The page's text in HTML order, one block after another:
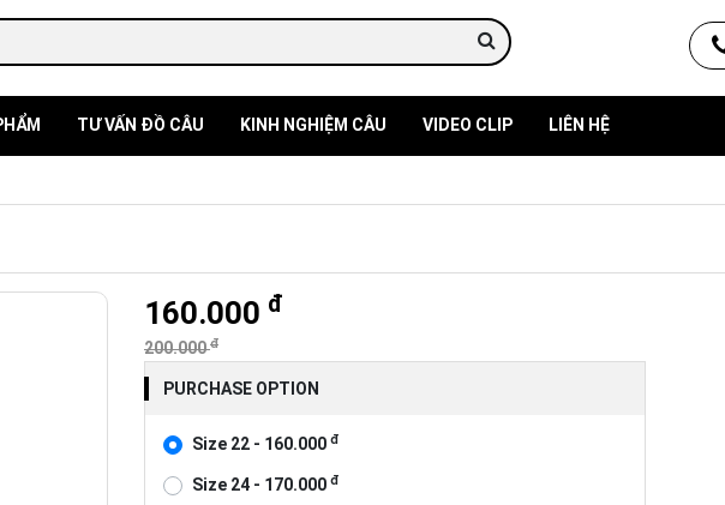
TƯ VẤN ĐỒ CÂU KINH NGHIỆM CÂU VIDEO CLIP LIÊN HỆ
160.000 đ
200.000đ
PURCHASE OPTION
Size 22 - 160.000 đ
Size 24 - 170.000 đ